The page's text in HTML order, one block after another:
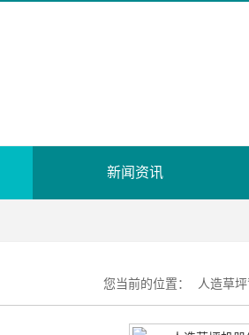
新闻资讯
您当前的位置： 人造草